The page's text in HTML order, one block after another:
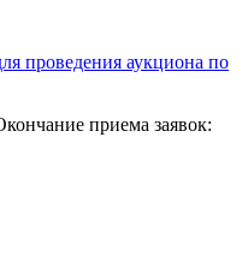
проведения аукциона по
приема заявок: